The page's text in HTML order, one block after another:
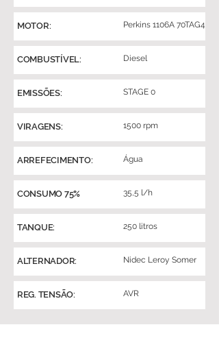
MOTOR: Perkins 1106A 70TAG4
COMBUSTÍVEL: Diesel
EMISSÕES: STAGE 0
VIRAGENS: 1500 rpm
ARREFECIMENTO: Água
CONSUMO 75% 35,5 l/h
TANQUE: 250 litros
ALTERNADOR: Nidec Leroy Somer
REG. TENSÃO: AVR